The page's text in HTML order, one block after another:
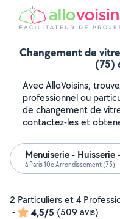
Changement de
(75)
Avec AlloVoisins,
professionnel ou
de changement de
contactez-les et
Menuiserie - Huisserie
à Paris 10e Arrondissement (75)
2 Particuliers et 4
-
4,5/5 (509 avis)